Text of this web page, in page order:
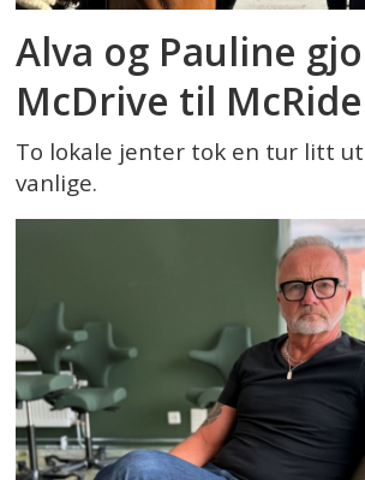
Alva og Pauline
McDrive til McRide
To lokale jenter tok en tur litt
vanlige.